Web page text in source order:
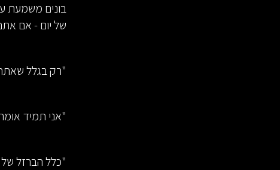
בונים משמעת
של יום - אם
"רק בגלל
"אני תמיד
"כלל הברזל